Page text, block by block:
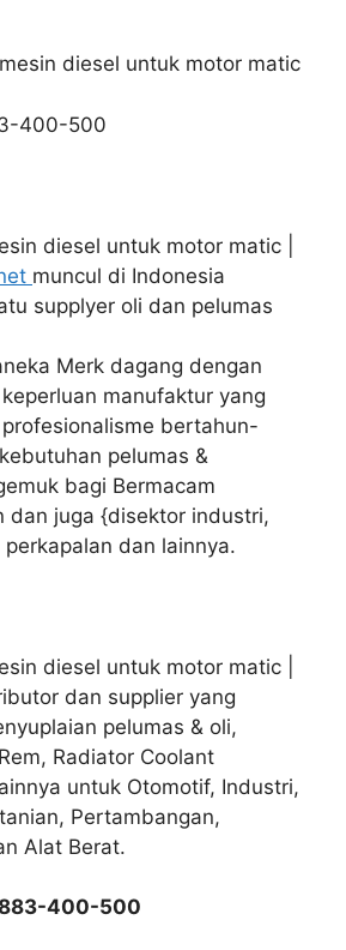
400-500
diesel untuk motor matic |
muncul di Indonesia
supplyer oli dan pelumas
Merk dagang dengan
manufaktur yang
bertahun-
pelumas &
bagi Bermacam
dan juga {disektor industri,
dan lainnya.
diesel untuk motor matic |
dan supplier yang
pelumas & oli,
Radiator Coolant
untuk Otomotif, Industri,
Pertambangan,
Alat Berat.
400-500